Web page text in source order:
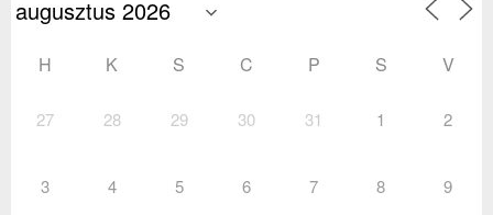
H K S C P S V
27 28 29 30 31 1 2
3 4 5 6 7 8 9